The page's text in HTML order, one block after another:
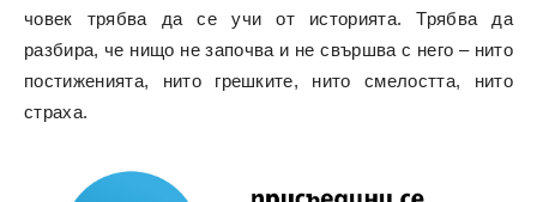
човек трябва да се учи от историята. Трябва да
разбира, че нищо не започва и не свършва с него – нито
постиженията, нито грешките, нито смелостта, нито
страха.